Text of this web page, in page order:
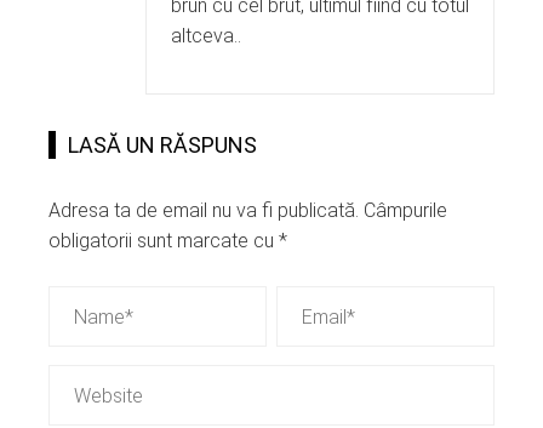
brun cu cel brut, ultimul fiind cu totul
altceva..
LASĂ UN RĂSPUNS
Adresa ta de email nu va fi publicată. Câmpurile
obligatorii sunt marcate cu *